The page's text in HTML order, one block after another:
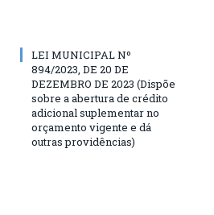
LEI MUNICIPAL Nº
894/2023, DE 20 DE
DEZEMBRO DE 2023 (Dispõe
sobre a abertura de crédito
adicional suplementar no
orçamento vigente e dá
outras providências)